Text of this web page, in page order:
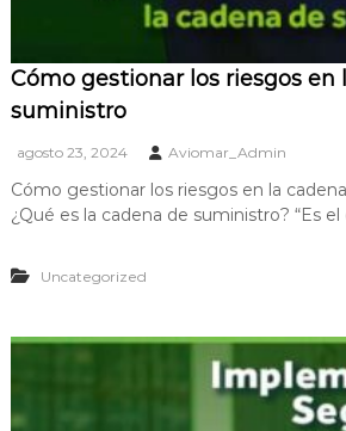
Cómo gestionar los riesgos en
suministro
agosto 23, 2024 Aviomar_Admin
Cómo gestionar los riesgos en la
¿Qué es la cadena de suministro? “Es
Uncategorized